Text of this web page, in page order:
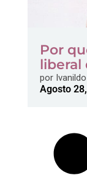
Por
liberal
por
Agosto